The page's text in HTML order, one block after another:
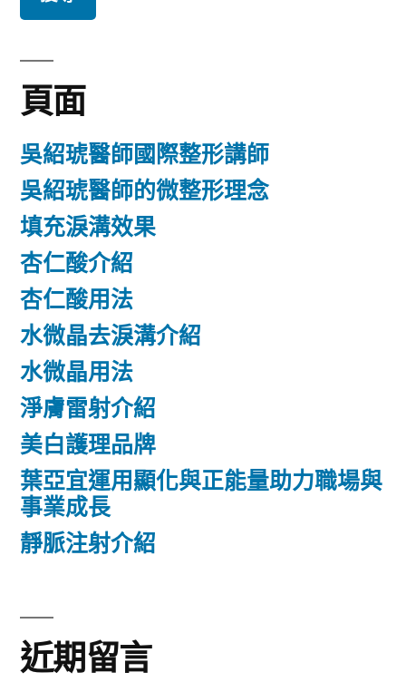
鍵
字:
頁面
吳紹琥醫師國際整形講師
吳紹琥醫師的微整形理念
填充淚溝效果
杏仁酸介紹
杏仁酸用法
水微晶去淚溝介紹
水微晶用法
淨膚雷射介紹
美白護理品牌
葉亞宜運用顯化與正能量助力職場與
事業成長
靜脈注射介紹
近期留言